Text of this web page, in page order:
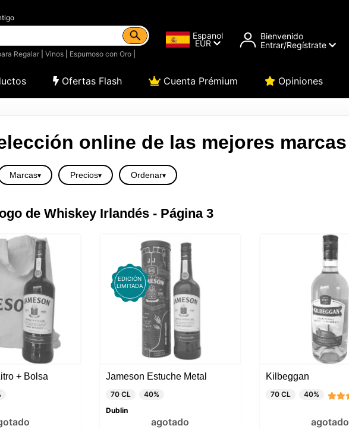
Regalar| Vinos| Espumoso con Oro|
Espanol
EUR
Bienvenido
Entrar/Regístrate
Ofertas Flash Cuenta Prémium Opiniones
online de las mejores marcas
Marcas Precios Ordenar
de Whiskey Irlandés - Página 3
+ Bolsa
EDICIÓN
LIMITADA
Jameson Estuche Metal
70 CL
40%
Dublin
agotado
Kilbeggan
70 CL 40%
agotado